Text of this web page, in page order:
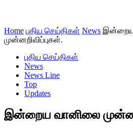
Home புதிய செய்திகள் News இன்றைய
முன்னறிவிப்புகள்.
புதிய செய்திகள்
News
News Line
Top
Updates
இன்றைய வானிலை